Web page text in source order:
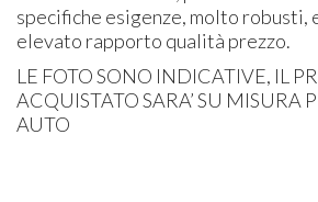
specifiche esigenze, molto robusti,
elevato rapporto qualità prezzo.
LE FOTOSONO INDICATIVE, IL
ACQUISTATOSARA’ SU MISURA
AUTO